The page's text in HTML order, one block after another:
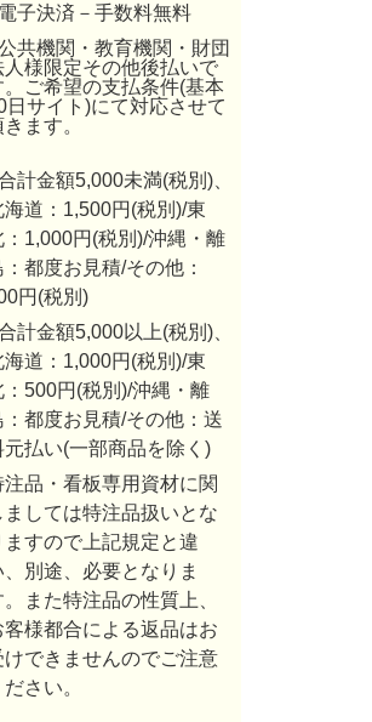
子決済－手数料無料
共機関・教育機関・財団
人様限定その他後払いで
。ご希望の支払条件(基本
日サイト)にて対応させて
ます。
計金額5,000未満(税別)、
海道：1,500円(税別)/東
：1,000円(税別)/沖縄・離
：都度お見積/その他：
円(税別)
計金額5,000以上(税別)、
海道：1,000円(税別)/東
：500円(税別)/沖縄・離
：都度お見積/その他：送
元払い(一部商品を除く)
注品・看板専用資材に関
ましては特注品扱いとな
ますので上記規定と違
、別途、必要となりま
。また特注品の性質上、
客様都合による返品はお
けできませんのでご注意
ださい。